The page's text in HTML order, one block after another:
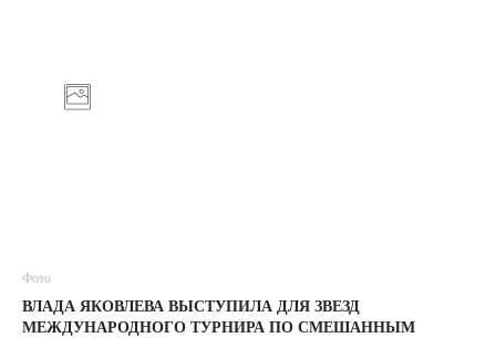
Фото
ВЛАДА ЯКОВЛЕВА ВЫСТУПИЛА ДЛЯ ЗВЕЗД
МЕЖДУНАРОДНОГО ТУРНИРА ПО СМЕШАННЫМ